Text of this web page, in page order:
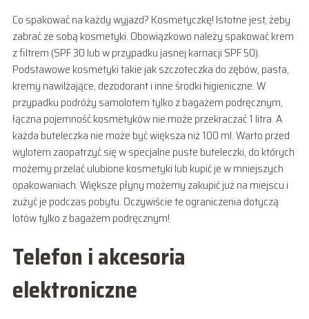
Co spakować na każdy wyjazd? Kosmetyczkę! Istotne jest, żeby
zabrać ze sobą kosmetyki. Obowiązkowo należy spakować krem
z filtrem (SPF 30 lub w przypadku jasnej karnacji SPF 50).
Podstawowe kosmetyki takie jak szczoteczka do zębów, pasta,
kremy nawilżające, dezodorant i inne środki higieniczne. W
przypadku podróży samolotem tylko z bagażem podręcznym,
łączna pojemność kosmetyków nie może przekraczać 1 litra. A
każda buteleczka nie może być większa niż 100 ml. Warto przed
wylotem zaopatrzyć się w specjalne puste buteleczki, do których
możemy przelać ulubione kosmetyki lub kupić je w mniejszych
opakowaniach. Większe płyny możemy zakupić już na miejscu i
zużyć je podczas pobytu. Oczywiście te ograniczenia dotyczą
lotów tylko z bagażem podręcznym!
Telefon i akcesoria
elektroniczne